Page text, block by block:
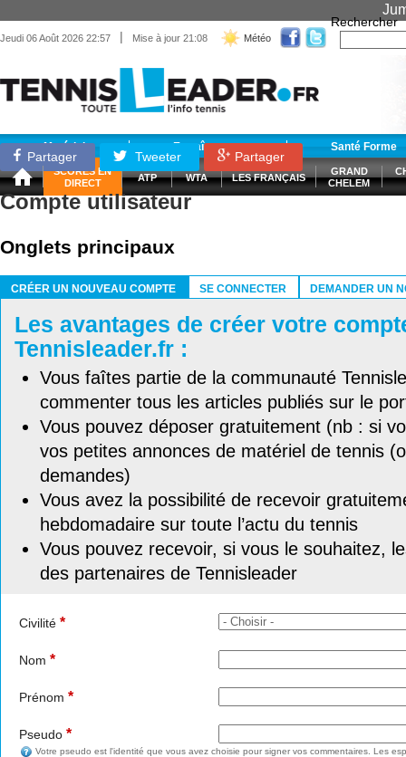
Jeudi 06 Août 2026 22:57 | Mise à jour 21:08 Météo
Rechercher
Matériel Entraînement Santé Forme
SCORES EN
DIRECT
ATP WTA LES FRANÇAIS
GRAND
CHELEM
Partager Tweeter Partager
Compte utilisateur
Onglets principaux
CRÉER UN NOUVEAU COMPTE
SE CONNECTER DEMANDER UN
Les avantages de créer votre
Tennisleader.fr :
Vous faîtes partie de la communauté
commenter tous les articles publiés sur le
Vous pouvez déposer gratuitement (nb : si
vos petites annonces de matériel de tennis
demandes)
Vous avez la possibilité de recevoir
hebdomadaire sur toute l’actu du tennis
Vous pouvez recevoir, si vous le souhaitez,
des partenaires de Tennisleader
Civilité *
Nom *
Prénom *
Pseudo *
Votre pseudo est l'identité que vous avez choisie pour signer vos commentaires. Les